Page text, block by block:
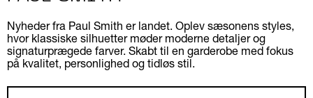
Nyheder fra Paul Smith er landet. Oplev sæsonens styles,
hvor klassiske silhuetter møder moderne detaljer og
signaturprægede farver. Skabt til en garderobe med fokus
på kvalitet, personlighed og tidløs stil.